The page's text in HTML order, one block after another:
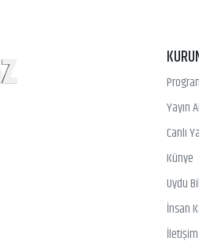
Yayın
Canlı
Künye
Uydu
İnsan
İletişim